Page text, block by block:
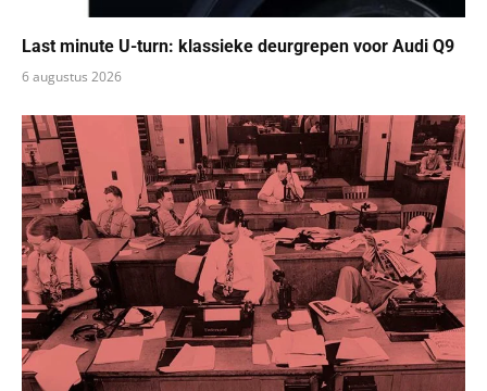
Last minute U-turn: klassieke deurgrepen voor Audi Q9
6 augustus 2026